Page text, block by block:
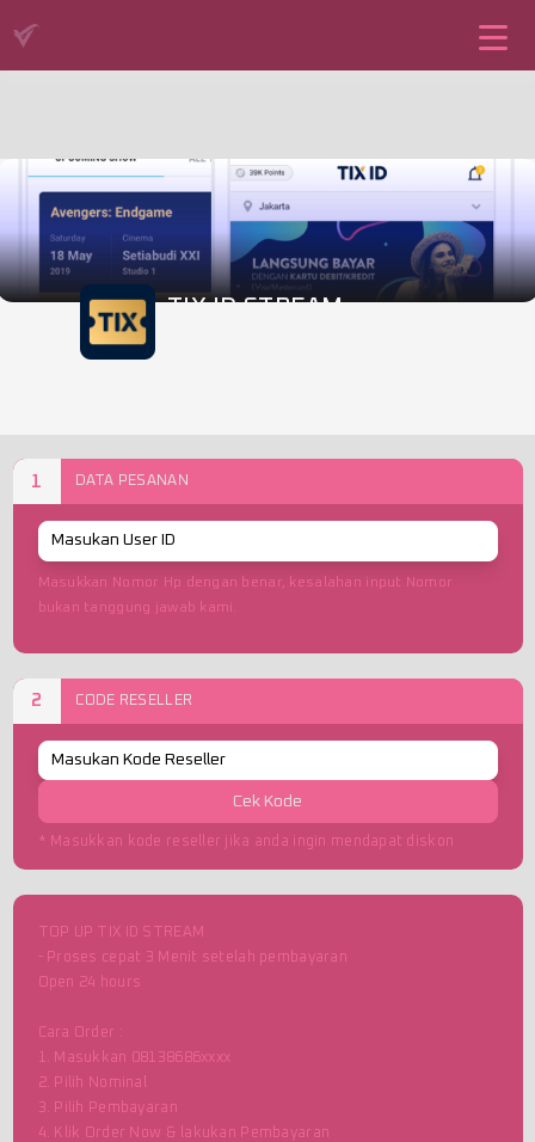
TIX ID STREAM
1 DATA PESANAN
Masukkan Nomor Hp dengan benar, kesalahan input Nomor
bukan tanggung jawab kami.
2 CODE RESELLER
Cek Kode
* Masukkan kode reseller jika anda ingin mendapat diskon
TOP UP TIX ID STREAM
- Proses cepat 3 Menit setelah pembayaran
Open 24 hours
Cara Order :
1. Masukkan 08138686xxxx
2. Pilih Nominal
3. Pilih Pembayaran
4. Klik Order Now & lakukan Pembayaran